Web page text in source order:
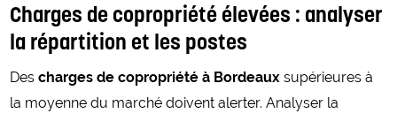
Charges de copropriété élevées : analyser
la répartition et les postes
Descharges de copropriété à Bordeaux supérieures à
la moyenne du marché doivent alerter. Analyser la